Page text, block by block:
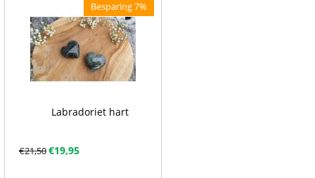
Besparing 7%
Labradoriet hart
€21,50€19,95